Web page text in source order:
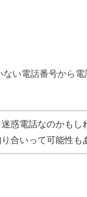
い電話番号から
迷惑電話なのかも
合いって可能性も